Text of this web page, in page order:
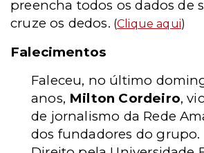
preencha todos os dados de
cruze os dedos. (Clique aqui)
Falecimentos
Faleceu, no último
anos, Milton Cordeiro,
de jornalismo da Rede
dos fundadores do grupo.